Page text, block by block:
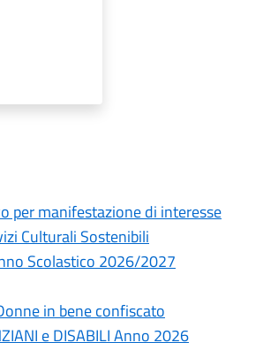
per manifestazione di interesse
Culturali Sostenibili
Scolastico 2026/2027
in bene confiscato
e DISABILI Anno 2026